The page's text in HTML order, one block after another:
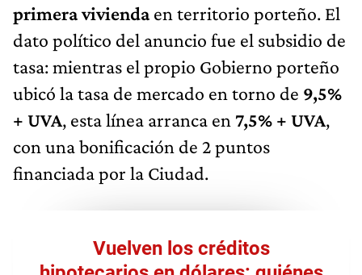
primera viviendaen territorio porteño. El
dato político del anuncio fue el subsidio de
tasa: mientras el propio Gobierno porteño
ubicó la tasa de mercado en torno de 9,5%
+ UVA, esta línea arranca en 7,5% + UVA,
con una bonificación de 2 puntos
financiada por la Ciudad.
Vuelven los créditos